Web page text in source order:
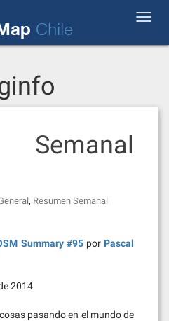
Chile
Semanal
, Resumen Semanal
Summary #95por Pascal
2014
pasando en el mundo de